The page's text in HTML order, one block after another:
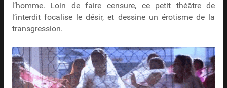
l’homme. Loin de faire censure, ce petit théâtre de
l’interdit focalise le désir, et dessine un érotisme de la
transgression.